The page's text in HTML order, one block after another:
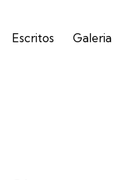
Escritos Galeria